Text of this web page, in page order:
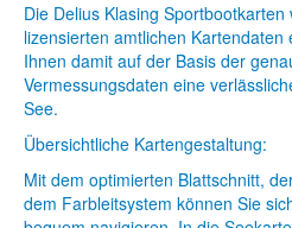
Die Delius Klasing
lizensierten amtlichen Kartendaten
Ihnen damit auf der Basis der
Vermessungsdaten eine
See.
Übersichtliche Kartengestaltung:
Mit dem optimierten Blattschnitt,
dem Farbleitsystem können Sie